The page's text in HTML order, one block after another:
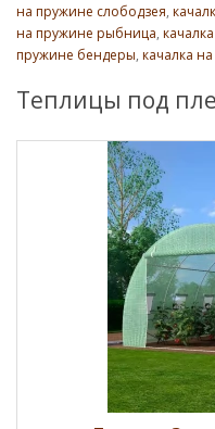
на пружине слободзея,
на пружине рыбница,
пружине бендеры, качалка
Теплицы под